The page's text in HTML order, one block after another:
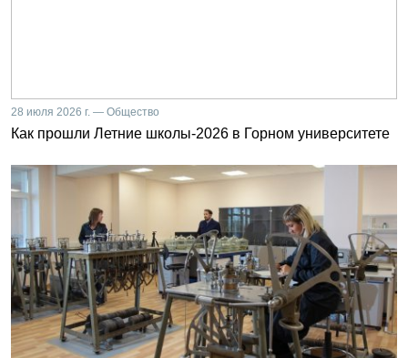
28 июля 2026 г. — Общество
Как прошли Летние школы-2026 в Горном университете